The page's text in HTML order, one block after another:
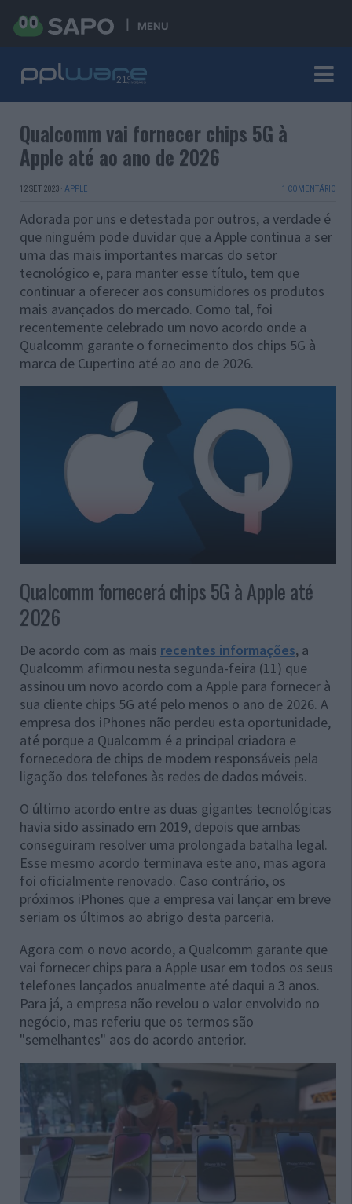
MENU
Qualcomm vai fornecer chips 5G à
Apple até ao ano de 2026
12 SET 2023 · APPLE 1 COMENTÁRIO
Adorada por uns e detestada por outros, a verdade é
que ninguém pode duvidar que a Apple continua a ser
uma das mais importantes marcas do setor
tecnológico e, para manter esse título, tem que
continuar a oferecer aos consumidores os produtos
mais avançados do mercado. Como tal, foi
recentemente celebrado um novo acordo onde a
Qualcomm garante o fornecimento dos chips 5G à
marca de Cupertino até ao ano de 2026.
Qualcomm fornecerá chips 5G à Apple até
2026
De acordo com as mais recentes informações, a
Qualcomm afirmou nesta segunda-feira (11) que
assinou um novo acordo com a Apple para fornecer à
sua cliente chips 5G até pelo menos o ano de 2026. A
empresa dos iPhones não perdeu esta oportunidade,
até porque a Qualcomm é a principal criadora e
fornecedora de chips de modem responsáveis pela
ligação dos telefones às redes de dados móveis.
O último acordo entre as duas gigantes tecnológicas
havia sido assinado em 2019, depois que ambas
conseguiram resolver uma prolongada batalha legal.
Esse mesmo acordo terminava este ano, mas agora
foi oficialmente renovado. Caso contrário, os
próximos iPhones que a empresa vai lançar em breve
seriam os últimos ao abrigo desta parceria.
Agora com o novo acordo, a Qualcomm garante que
vai fornecer chips para a Apple usar em todos os seus
telefones lançados anualmente até daqui a 3 anos.
Para já, a empresa não revelou o valor envolvido no
negócio, mas referiu que os termos são
"semelhantes" aos do acordo anterior.